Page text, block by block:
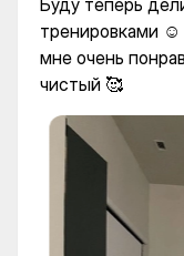
Буду теперь
тренировками
мне очень
чистый 🥰